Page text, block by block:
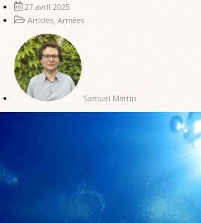
27 avril 2025
Articles, Armées
Samuel Martin